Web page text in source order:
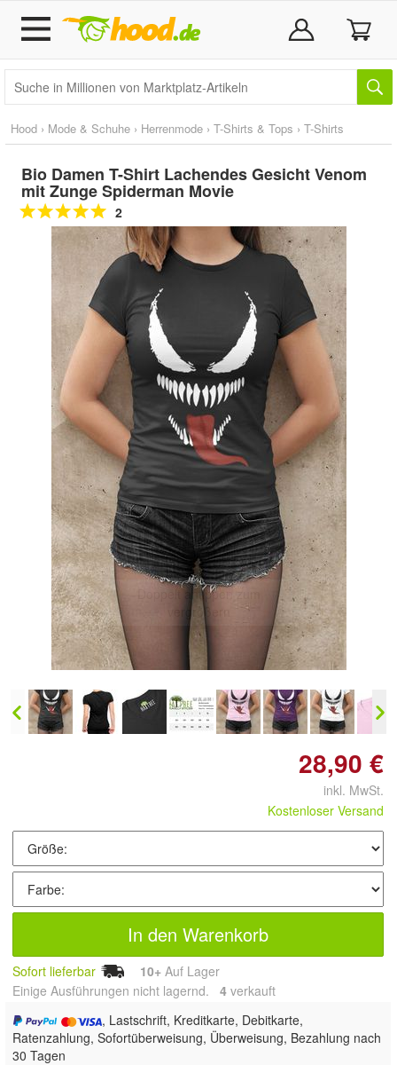
Hood › Mode & Schuhe › Herrenmode › T-Shirts & Tops › T-Shirts
Bio Damen T-Shirt Lachendes Gesicht Venom
mit Zunge Spiderman Movie
2
Doppelt antippen zum
vergrößern
28,90 €
inkl. MwSt.
Kostenloser Versand
In den Warenkorb
Sofort lieferbar 10+ Auf Lager
Einige Ausführungen nicht lagernd. 4 verkauft
, Lastschrift, Kreditkarte, Debitkarte,
Ratenzahlung, Sofortüberweisung, Überweisung, Bezahlung nach
30 Tagen